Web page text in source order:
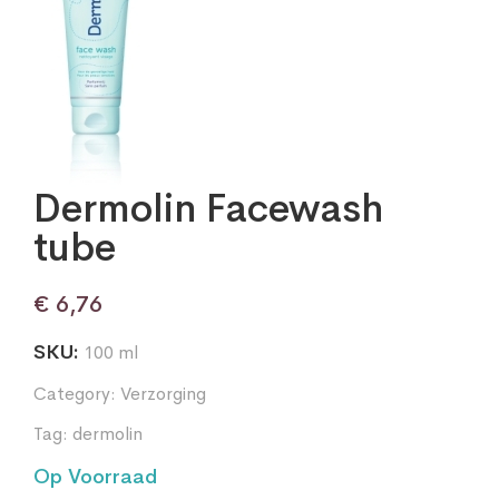
Dermolin Facewash
tube
€ 6,76
SKU: 100 ml
Category: Verzorging
Tag: dermolin
Op Voorraad